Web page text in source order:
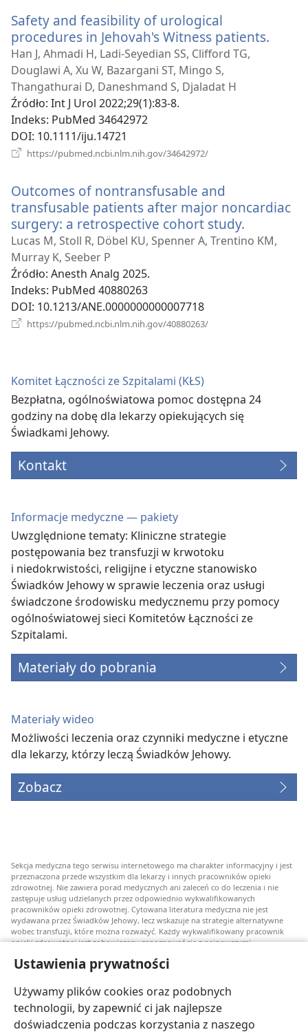
Ustawienia prywatności
Używamy plików cookies oraz podobnych
technologii, by zapewnić ci jak najlepsze
doświadczenia podczas korzystania z naszego
Safety and feasibility of urological
procedures in Jehovah's Witness patients.
Han J, Ahmadi H, Ladi-Seyedian SS, Clifford TG,
Douglawi A, Xu W, Bazargani ST, Mingo S,
Thangathurai D, Daneshmand S, Djaladat H
Źródło‎: Int J Urol 2022;29(1):83-8.
Indeks‎: PubMed 34642972
DOI‎: 10.1111/iju.14721
https://pubmed.ncbi.nlm.nih.gov/34642972/
Outcomes of nontransfusable and
transfusable patients after major noncardiac
surgery: a retrospective cohort study.
new
Lucas M, Stoll R, Döbel KU, Spenner A, Trentino KM,
Murray K, Seeber P
Źródło‎: Anesth Analg 2025.
Indeks‎: PubMed 40880263
DOI‎: 10.1213/ANE.0000000000007718
https://pubmed.ncbi.nlm.nih.gov/40880263/
Komitet Łączności ze Szpitalami (KŁS)
Bezpłatna, ogólnoświatowa pomoc dostępna 24
godziny na dobę dla lekarzy opiekujących się
Świadkami Jehowy.
Kontakt
Informacje medyczne — pakiety
Uwzględnione tematy: Kliniczne strategie
postępowania bez transfuzji w krwotoku
i niedokrwistości, religijne i etyczne stanowisko
Świadków Jehowy w sprawie leczenia oraz usługi
świadczone środowisku medycznemu przy pomocy
ogólnoświatowej sieci Komitetów Łączności ze
Szpitalami.
Materiały do pobrania
Materiały wideo
Możliwości leczenia oraz czynniki medyczne i etyczne
dla lekarzy, którzy leczą Świadków Jehowy.
Zobacz
Sekcja medyczna tego serwisu internetowego ma charakter informacyjny i jest
przeznaczona przede wszystkim dla lekarzy i innych pracowników opieki
zdrowotnej. Nie zawiera porad medycznych ani zaleceń co do leczenia i nie
zastępuje usług udzielanych przez odpowiednio wykwalifikowanych
pracowników opieki zdrowotnej. Cytowana literatura medyczna nie jest
wydawana przez Świadków Jehowy, lecz wskazuje na strategie alternatywne
wobec transfuzji, które można rozważyć. Każdy wykwalifikowany pracownik
opieki zdrowotnej jest zobowiązany zapoznawać się z najnowszymi
pomóc mu w dokonaniu wyboru stosownie do jego stanu zdrowia, życzeń,
wartości i przekonań. Nie wszystkie wymienione strategie są odpowiednie dla
wszystkich chorych i nie wszystkie są przez nich akceptowane.
W sprawie leczenia lub stanu zdrowia pacjenci zawsze powinni zasięgać
informacji u swojego lekarza lub innego wykwalifikowanego pracownika opieki
zdrowotnej. Jeżeli podejrzewasz, że jesteś chory, zgłoś się do lekarza.